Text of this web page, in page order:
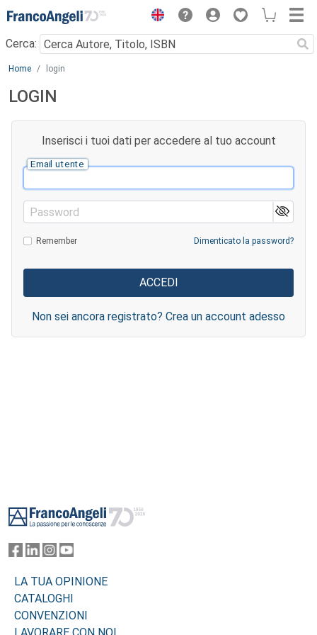
Menu
Cerca:
Main content
Home login
LOGIN
Inserisci i tuoi dati per accedere al tuo account
Email utente
Password
Remember Dimenticato la password?
Non sei ancora registrato? Crea un account adesso
LA TUA OPINIONE
CATALOGHI
CONVENZIONI